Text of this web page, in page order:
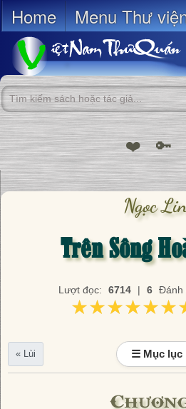
Home Menu Thư
❤️ 🔑
Ngọc
Trên Sông
Lượt đọc: 6714 | 6 Đánh
« Lùi ☰ Mục lục